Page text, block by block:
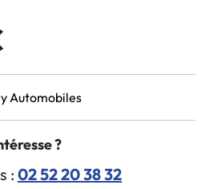
Automobiles
?
: 02 52 20 38 32